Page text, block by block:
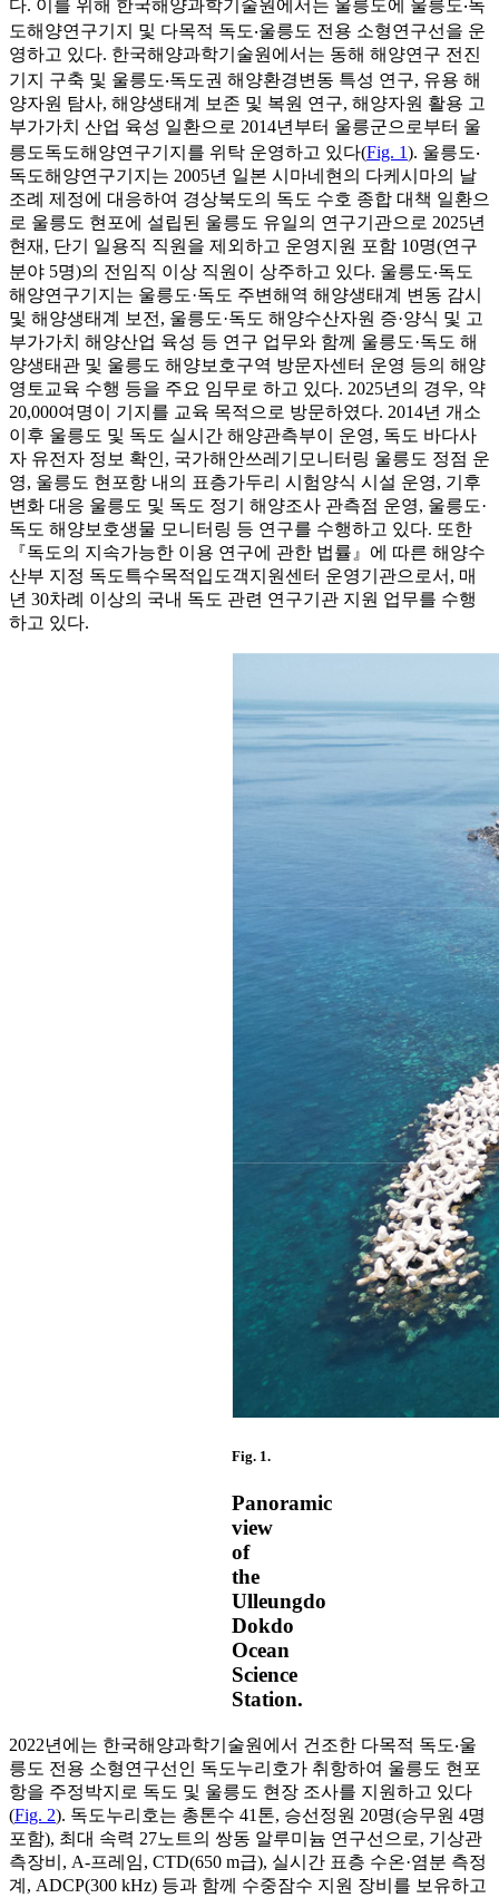
다. 이를 위해 한국해양과학기술원에서는 울릉도에 울릉도‧독
도해양연구기지 및 다목적 독도‧울릉도 전용 소형연구선을 운
영하고 있다. 한국해양과학기술원에서는 동해 해양연구 전진
기지 구축 및 울릉도‧독도권 해양환경변동 특성 연구, 유용 해
양자원 탐사, 해양생태계 보존 및 복원 연구, 해양자원 활용 고
부가가치 산업 육성 일환으로 2014년부터 울릉군으로부터 울
릉도독도해양연구기지를 위탁 운영하고 있다(Fig. 1). 울릉도‧
독도해양연구기지는 2005년 일본 시마네현의 다케시마의 날
조례 제정에 대응하여 경상북도의 독도 수호 종합 대책 일환으
로 울릉도 현포에 설립된 울릉도 유일의 연구기관으로 2025년
현재, 단기 일용직 직원을 제외하고 운영지원 포함 10명(연구
분야 5명)의 전임직 이상 직원이 상주하고 있다. 울릉도‧독도
해양연구기지는 울릉도·독도 주변해역 해양생태계 변동 감시
및 해양생태계 보전, 울릉도·독도 해양수산자원 증·양식 및 고
부가가치 해양산업 육성 등 연구 업무와 함께 울릉도·독도 해
양생태관 및 울릉도 해양보호구역 방문자센터 운영 등의 해양
영토교육 수행 등을 주요 임무로 하고 있다. 2025년의 경우, 약
20,000여명이 기지를 교육 목적으로 방문하였다. 2014년 개소
이후 울릉도 및 독도 실시간 해양관측부이 운영, 독도 바다사
자 유전자 정보 확인, 국가해안쓰레기모니터링 울릉도 정점 운
영, 울릉도 현포항 내의 표층가두리 시험양식 시설 운영, 기후
변화 대응 울릉도 및 독도 정기 해양조사 관측점 운영, 울릉도·
독도 해양보호생물 모니터링 등 연구를 수행하고 있다. 또한
『독도의 지속가능한 이용 연구에 관한 법률』에 따른 해양수
산부 지정 독도특수목적입도객지원센터 운영기관으로서, 매
년 30차례 이상의 국내 독도 관련 연구기관 지원 업무를 수행
하고 있다.
Fig. 1.
Panoramic
view
of
the
Ulleungdo
Dokdo
Ocean
Science
Station.
2022년에는 한국해양과학기술원에서 건조한 다목적 독도‧울
릉도 전용 소형연구선인 독도누리호가 취항하여 울릉도 현포
항을 주정박지로 독도 및 울릉도 현장 조사를 지원하고 있다
(Fig. 2). 독도누리호는 총톤수 41톤, 승선정원 20명(승무원 4명
포함), 최대 속력 27노트의 쌍동 알루미늄 연구선으로, 기상관
측장비, A-프레임, CTD(650 m급), 실시간 표층 수온·염분 측정
계, ADCP(300 kHz) 등과 함께 수중잠수 지원 장비를 보유하고